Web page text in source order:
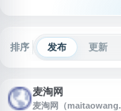
排序 发布 更新
麦淘网
麦淘网（